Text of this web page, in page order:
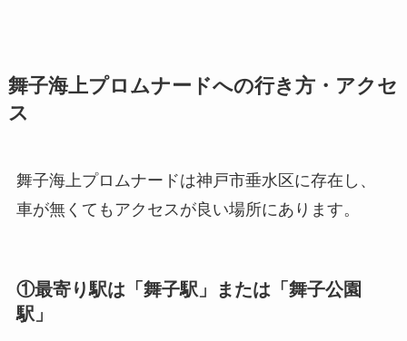
舞子海上プロムナードへの行き方・アクセ
ス
舞子海上プロムナードは神戸市垂水区に存在し、
車が無くてもアクセスが良い場所にあります。
①最寄り駅は「舞子駅」または「舞子公園
駅」